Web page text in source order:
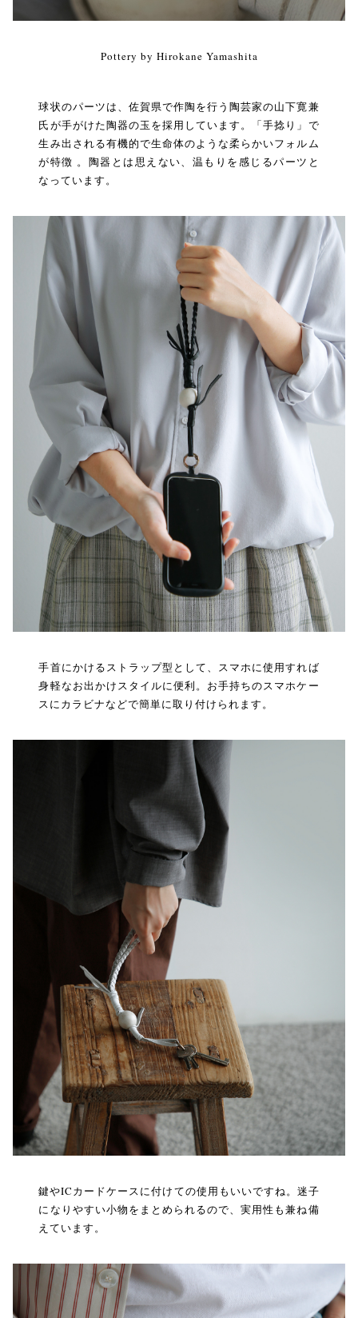
Pottery by Hirokane Yamashita
球状のパーツは、佐賀県で作陶を行う陶芸家の山下寛兼
氏が手がけた陶器の玉を採用しています。「手捻り」で
生み出される有機的で生命体のような柔らかいフォルム
が特徴 。陶器とは思えない、温もりを感じるパーツと
なっています。
手首にかけるストラップ型として、スマホに使用すれば
身軽なお出かけスタイルに便利。お手持ちのスマホケー
スにカラビナなどで簡単に取り付けられます。
鍵やICカードケースに付けての使用もいいですね。迷子
になりやすい小物をまとめられるので、実用性も兼ね備
えています。